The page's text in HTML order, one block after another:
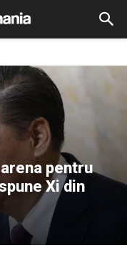
pentru
Xi din